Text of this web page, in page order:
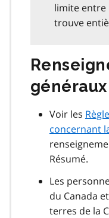
limite entre
trouve
généraux
Voir les
concernant
Résumé.
Les
du Canada
terres de la